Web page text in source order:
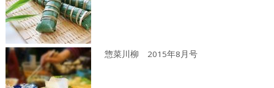
惣菜川柳 2015年8月号